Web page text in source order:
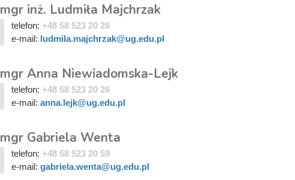
mgr inż. Ludmiła Majchrzak
telefon: +48 58 523 20 26
e-mail: ludmila.majchrzak@ug.edu.pl
mgr Anna Niewiadomska-Lejk
telefon: +48 58 523 20 26
e-mail: anna.lejk@ug.edu.pl
mgr Gabriela Wenta
telefon: +48 58 523 20 59
e-mail: gabriela.wenta@ug.edu.pl